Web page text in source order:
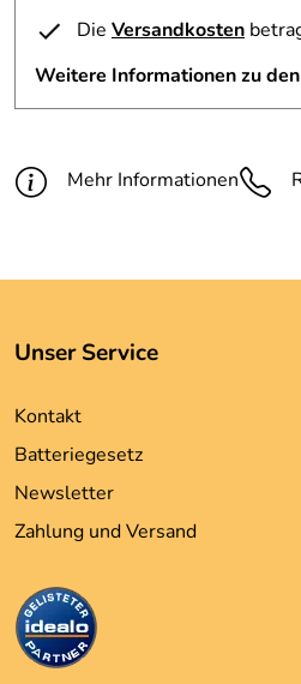
Die Versandkosten
Weitere Informationen zu
Mehr Informationen
Unser Service
Kontakt
Batteriegesetz
Newsletter
Zahlung und Versand